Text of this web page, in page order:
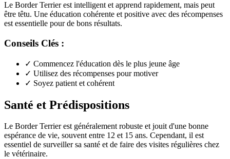
Le Border Terrier est intelligent et apprend rapidement, mais peut
être têtu. Une éducation cohérente et positive avec des récompenses
est essentielle pour de bons résultats.
Conseils Clés :
✓ Commencez l'éducation dès le plus jeune âge
✓ Utilisez des récompenses pour motiver
✓ Soyez patient et cohérent
Santé et Prédispositions
Le Border Terrier est généralement robuste et jouit d'une bonne
espérance de vie, souvent entre 12 et 15 ans. Cependant, il est
essentiel de surveiller sa santé et de faire des visites régulières chez
le vétérinaire.